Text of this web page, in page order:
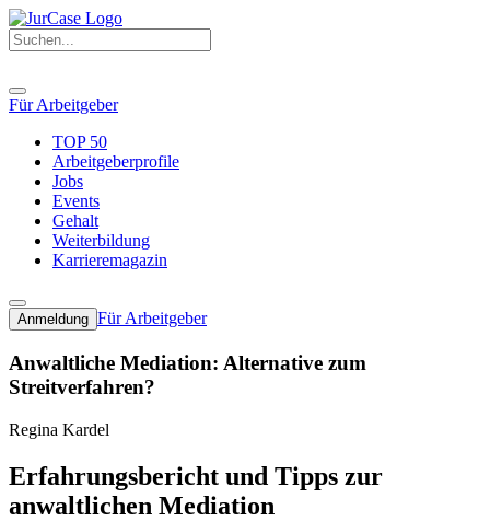
Für Arbeitgeber
TOP 50
Arbeitgeberprofile
Jobs
Events
Gehalt
Weiterbildung
Karrieremagazin
Anmeldung Für Arbeitgeber
Anwaltliche Mediation: Alternative zum
Streitverfahren?
Regina Kardel
Erfahrungsbericht und Tipps zur
anwaltlichen Mediation